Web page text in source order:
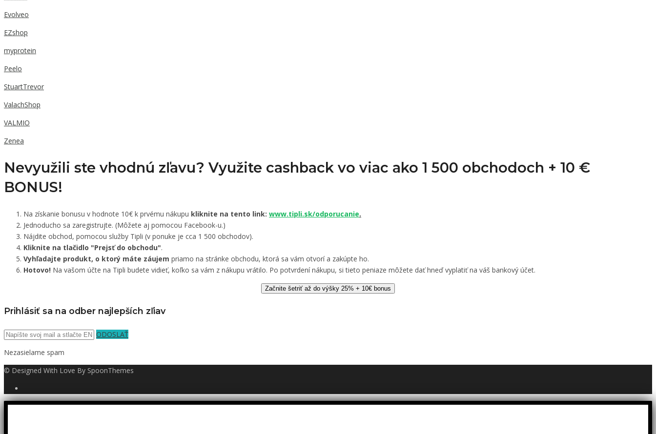
Evolveo
EZshop
myprotein
Peelo
StuartTrevor
ValachShop
VALMIO
Zenea
Nevyužili ste vhodnú zľavu? Využite cashback vo viac ako 1 500 obchodoch + 10 €
BONUS!
Na získanie bonusu v hodnote 10€ k prvému nákupu kliknite na tento link: www.tipli.sk/odporucanie.
Jednoducho sa zaregistrujte. (Môžete aj pomocou Facebook-u.)
Nájdite obchod, pomocou služby Tipli (v ponuke je cca 1 500 obchodov).
Kliknite na tlačidlo "Prejsť do obchodu".
Vyhľadajte produkt, o ktorý máte záujem priamo na stránke obchodu, ktorá sa vám otvorí a zakúpte ho.
Hotovo! Na vašom účte na Tipli budete vidieť, koľko sa vám z nákupu vrátilo. Po potvrdení nákupu, si tieto peniaze môžete dať hneď vyplatiť na váš bankový účet.
Začnite šetriť až do výšky 25% + 10€ bonus
Prihlásiť sa na odber najlepších zľiav
ODOSLAŤ
Nezasielame spam
© Designed With Love By SpoonThemes